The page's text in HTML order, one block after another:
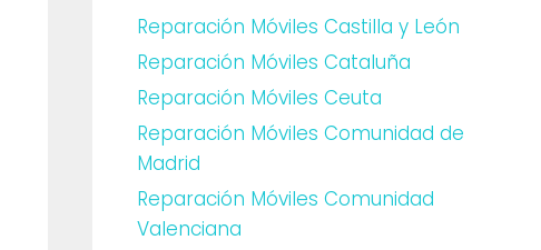
Reparación Móviles Castilla y León
Reparación Móviles Cataluña
Reparación Móviles Ceuta
Reparación Móviles Comunidad de
Madrid
Reparación Móviles Comunidad
Valenciana